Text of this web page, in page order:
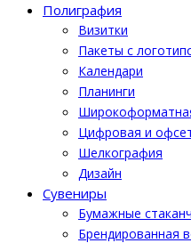
Полиграфия
Визитки
Пакеты с
Календари
Планинги
Цифровая и
Шелкография
Дизайн
Cувениры
Бумажные
Брендированная